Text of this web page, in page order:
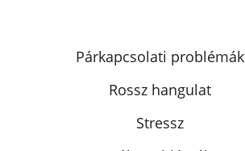
Párkapcsolati problémák
Rossz hangulat
Stressz